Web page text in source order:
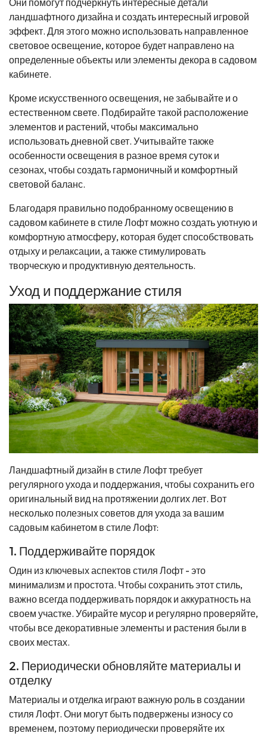
ландшафтного дизайна и создать интересный игровой
эффект. Для этого можно использовать направленное
световое освещение, которое будет направлено на
определенные объекты или элементы декора в садовом
кабинете.
Кроме искусственного освещения, не забывайте и о
естественном свете. Подбирайте такой расположение
элементов и растений, чтобы максимально
использовать дневной свет. Учитывайте также
особенности освещения в разное время суток и
сезонах, чтобы создать гармоничный и комфортный
световой баланс.
Благодаря правильно подобранному освещению в
садовом кабинете в стиле Лофт можно создать уютную и
комфортную атмосферу, которая будет способствовать
отдыху и релаксации, а также стимулировать
творческую и продуктивную деятельность.
Уход и поддержание стиля
Ландшафтный дизайн в стиле Лофт требует
регулярного ухода и поддержания, чтобы сохранить его
оригинальный вид на протяжении долгих лет. Вот
несколько полезных советов для ухода за вашим
садовым кабинетом в стиле Лофт:
1. Поддерживайте порядок
Один из ключевых аспектов стиля Лофт - это
минимализм и простота. Чтобы сохранить этот стиль,
важно всегда поддерживать порядок и аккуратность на
своем участке. Убирайте мусор и регулярно проверяйте,
чтобы все декоративные элементы и растения были в
своих местах.
2. Периодически обновляйте материалы и
отделку
Материалы и отделка играют важную роль в создании
стиля Лофт. Они могут быть подвержены износу со
временем, поэтому периодически проверяйте их